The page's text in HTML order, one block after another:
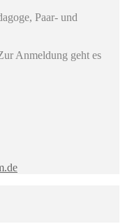
Paar- und
Anmeldung geht es